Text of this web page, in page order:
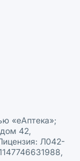
данных
«еАптека»;
42,
Л042-